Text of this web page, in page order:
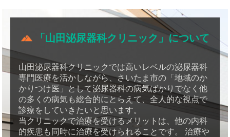
「山田泌尿器科クリニック」について
山田泌尿器科クリニックでは高いレベルの泌尿器科
専門医療を活かしながら、さいたま市の「地域のか
かりつけ医」として泌尿器科の病気ばかりでなく他
の多くの病気も総合的にとらえて、全人的な視点で
診療をしていきたいと思います。
当クリニックで治療を受けるメリットは、他の内科
的疾患も同時に治療を受けられることです。 治療や